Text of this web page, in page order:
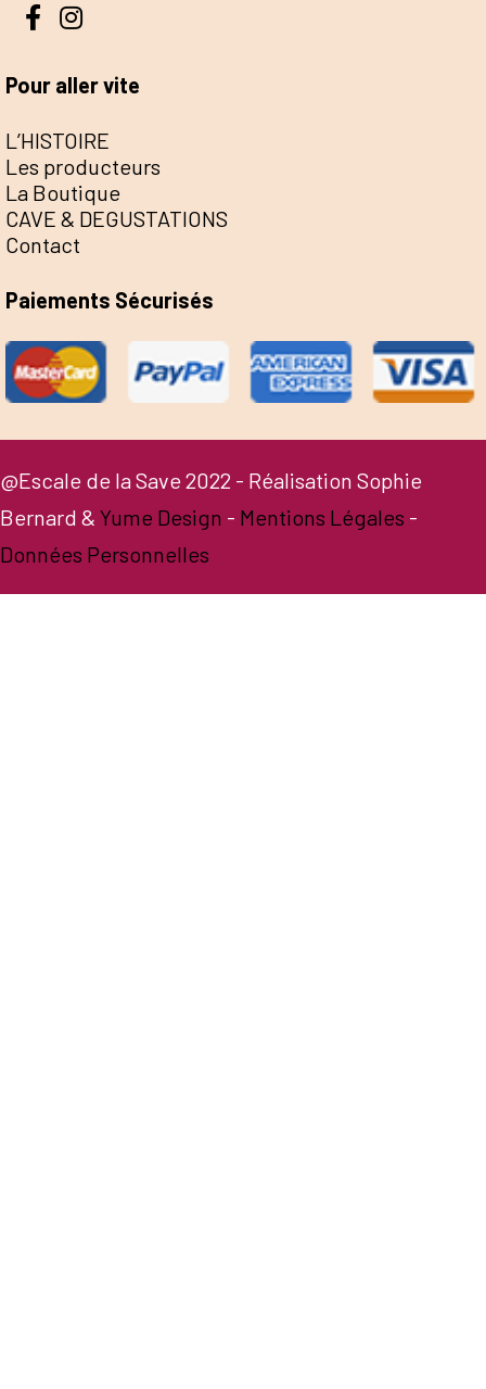
Pour aller vite
L’HISTOIRE
Les producteurs
La Boutique
CAVE & DEGUSTATIONS
Contact
Paiements Sécurisés
@Escale de la Save 2022 - Réalisation Sophie
Bernard & Yume Design - Mentions Légales -
Données Personnelles